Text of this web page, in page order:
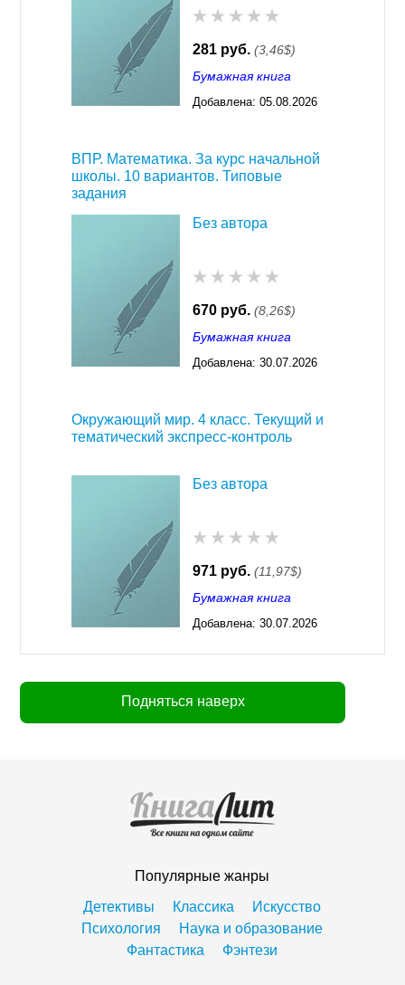
281 руб. (3,46$)
Бумажная книга
Добавлена: 05.08.2026
ВПР. Математика. За курс начальной
школы. 10 вариантов. Типовые
задания
Без автора
670 руб. (8,26$)
Бумажная книга
Добавлена: 30.07.2026
Окружающий мир. 4 класс. Текущий и
тематический экспресс-контроль
Без автора
971 руб. (11,97$)
Бумажная книга
Добавлена: 30.07.2026
Подняться наверх
Популярные жанры
Детективы
Классика
Искусство
Психология
Наука и образование
Фантастика
Фэнтези